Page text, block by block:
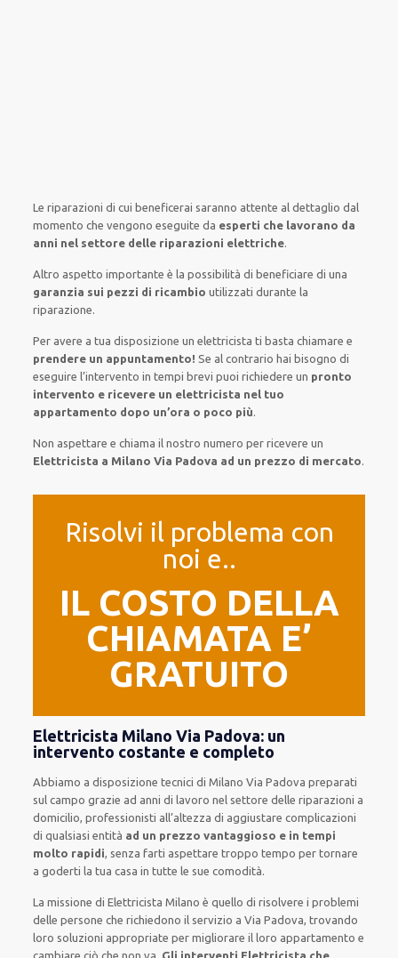
Le riparazioni di cui beneficerai saranno attente al dettaglio dal
momento che vengono eseguite da esperti che lavorano da
anni nel settore delle riparazioni elettriche.
Altro aspetto importante è la possibilità di beneficiare di una
garanzia sui pezzi di ricambioutilizzati durante la
riparazione.
Per avere a tua disposizione un elettricistati basta chiamare e
prendere un appuntamento! Se al contrario hai bisogno di
eseguire l’intervento in tempi brevi puoi richiedere un pronto
intervento e ricevere un elettricista nel tuo
appartamento dopo un’ora o poco più.
Non aspettare e chiama il nostro numero per ricevere un
Elettricista a Milano Via Padova ad un prezzo di mercato.
Risolvi il problema con
noi e..
IL COSTO DELLA
CHIAMATA E’
GRATUITO
Elettricista Milano Via Padova: un
intervento costante e completo
Abbiamo a disposizionetecnici di Milano Via Padova preparati
sul campo grazie ad anni di lavoronel settore delle riparazioni a
domicilio, professionisti all’altezza di aggiustare complicazioni
di qualsiasi entità ad un prezzo vantaggioso e in tempi
molto rapidi, senza farti aspettare troppo tempo per tornare
a goderti la tua casa in tutte le sue comodità.
La missione di Elettricista Milano è quello di risolvere i problemi
delle persone cherichiedono il servizio a Via Padova, trovando
loro soluzioni appropriate per migliorareil loro appartamento e
cambiare ciò che non va. Gli interventi Elettricista che